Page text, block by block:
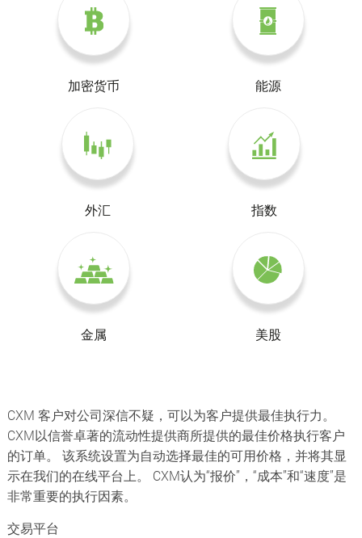
加密货币 能源
外汇 指数
金属 美股
CXM 客户对公司深信不疑，可以为客户提供最佳执行力。
CXM以信誉卓著的流动性提供商所提供的最佳价格执行客户
的订单。 该系统设置为自动选择最佳的可用价格，并将其显
示在我们的在线平台上。 CXM认为“报价”，“成本”和“速度”是
非常重要的执行因素。
交易平台